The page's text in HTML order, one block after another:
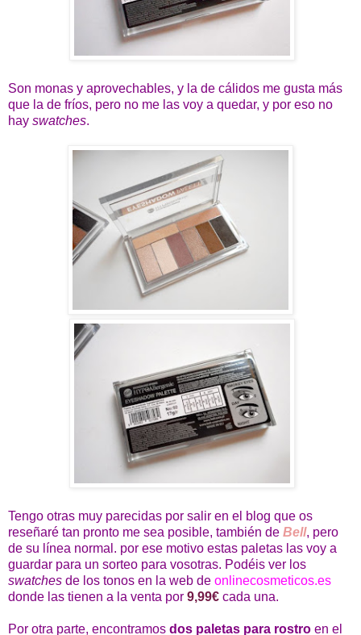
Son monas y aprovechables, y la de cálidos me gusta más
que la de fríos, pero no me las voy a quedar, y por eso no
hay swatches.
Tengo otras muy parecidas por salir en el blog que os
reseñaré tan pronto me sea posible, también de Bell, pero
de su línea normal. por ese motivo estas paletas las voy a
guardar para un sorteo para vosotras. Podéis ver los
swatches de los tonos en la web de onlinecosmeticos.es
donde las tienen a la venta por 9,99€ cada una.
Por otra parte, encontramos dos paletas para rostro en el